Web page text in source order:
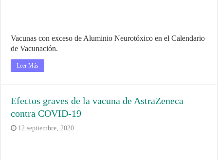
Vacunas con exceso de Aluminio Neurotóxico en el Calendario
de Vacunación.
Leer Más
Efectos graves de la vacuna de AstraZeneca
contra COVID-19
12 septiembre, 2020